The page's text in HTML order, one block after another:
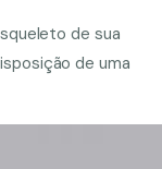
de sua
de uma